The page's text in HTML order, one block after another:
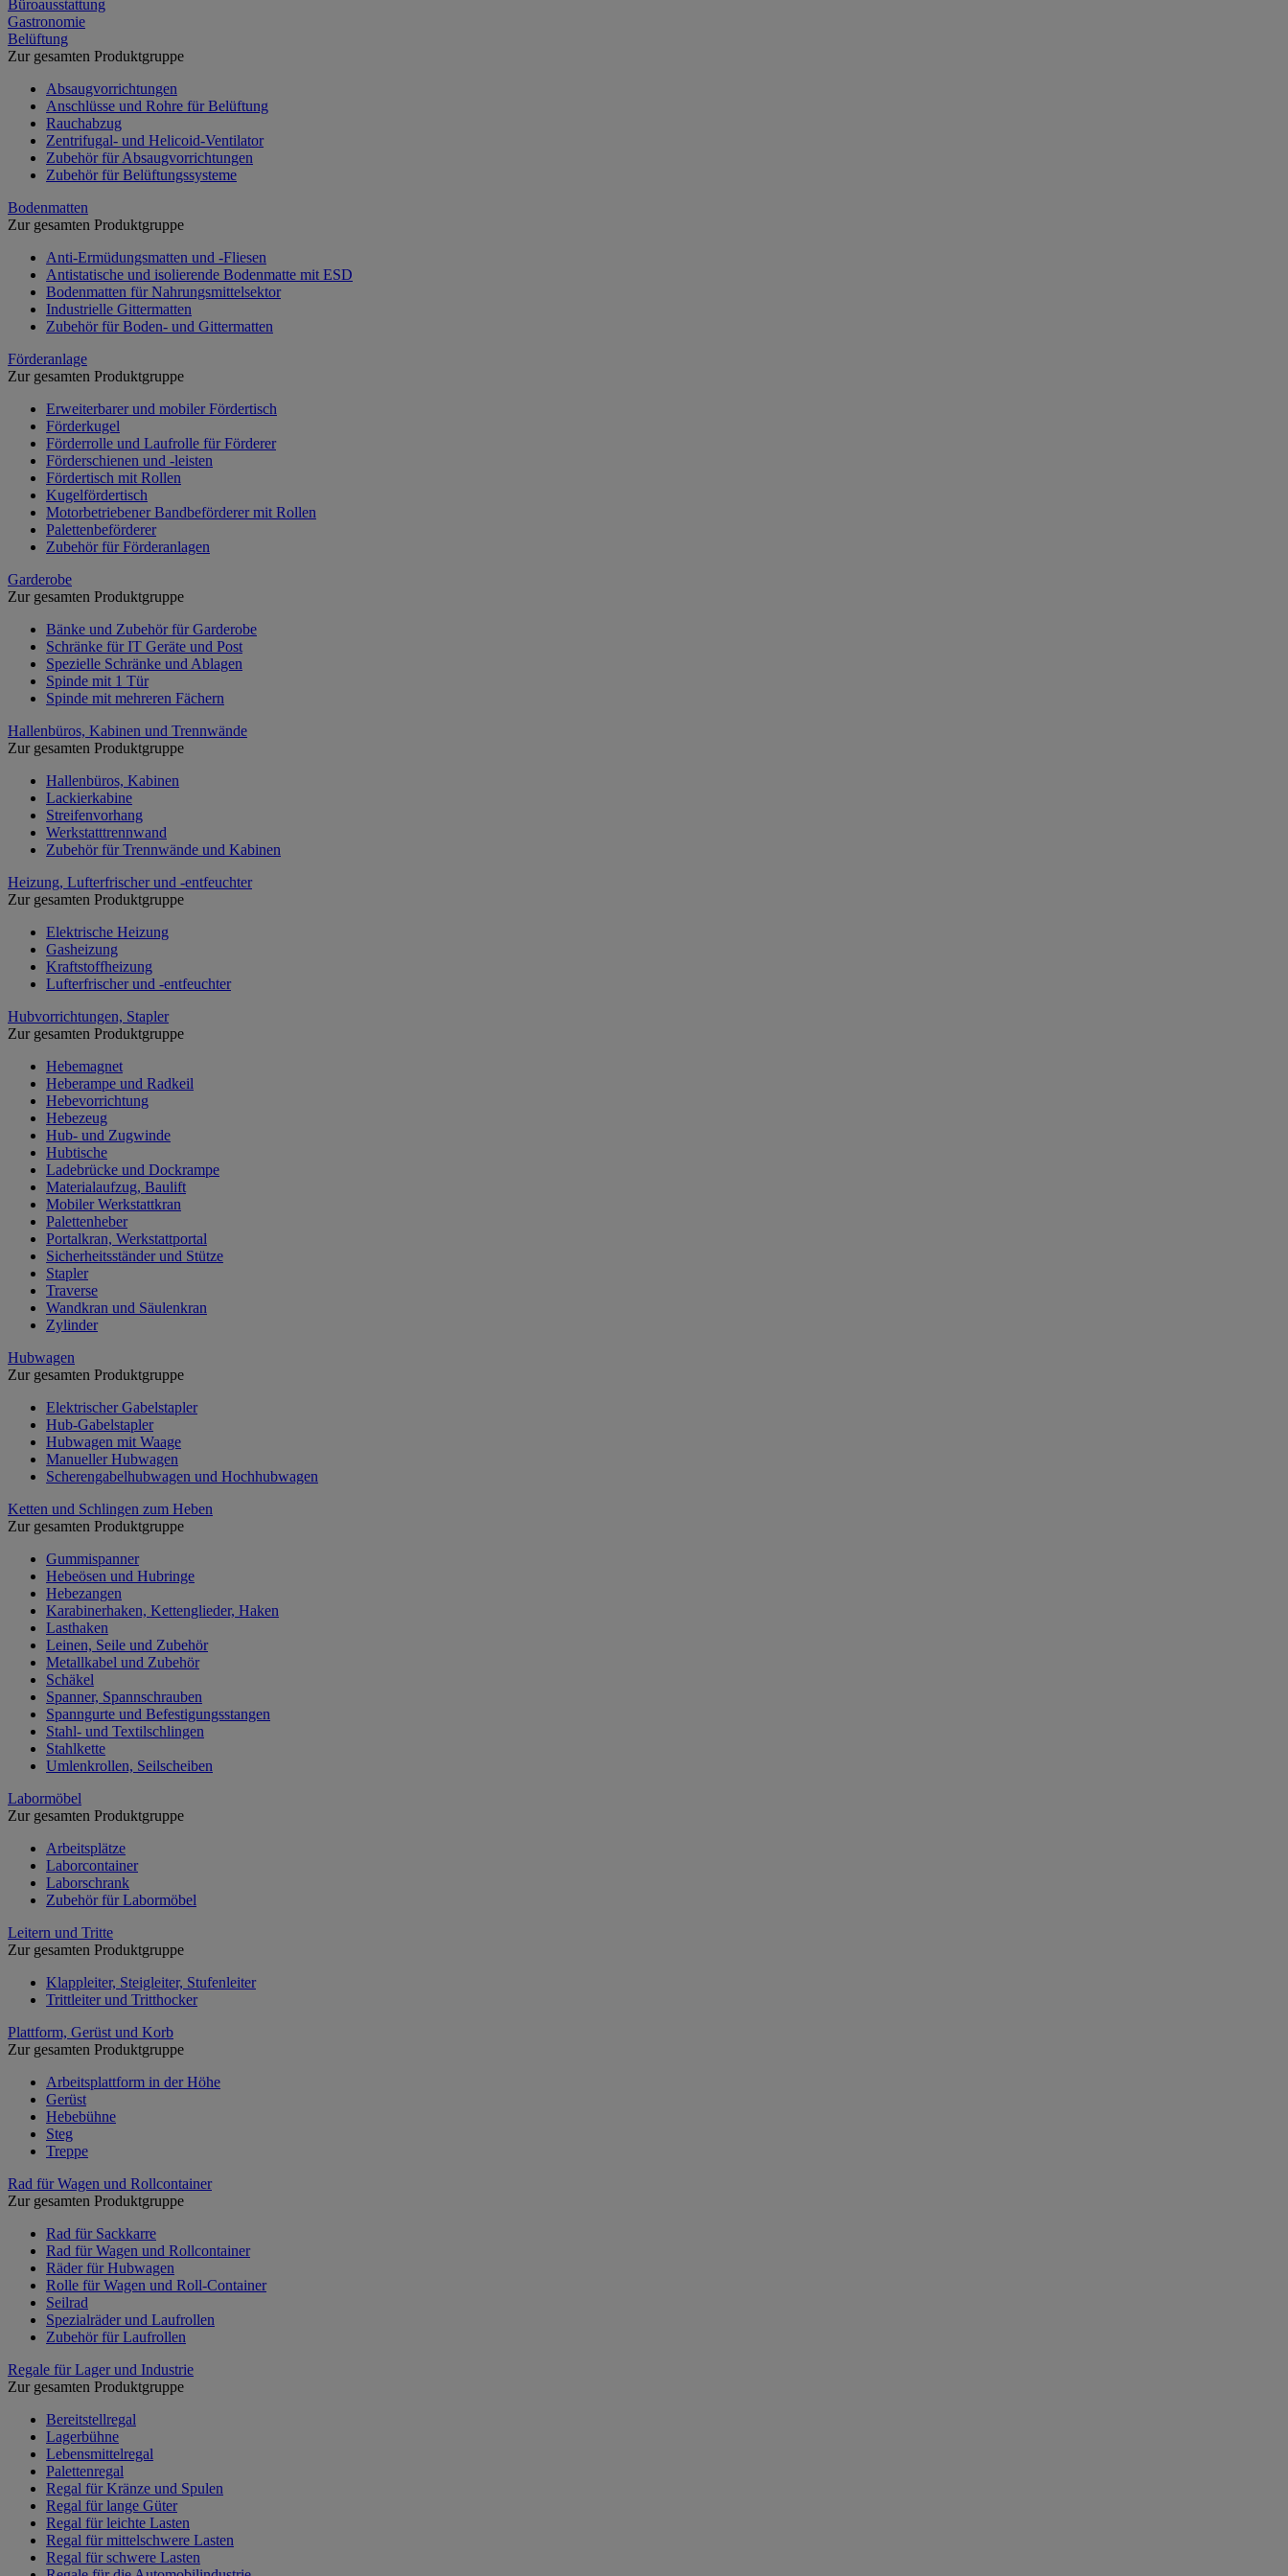
Büroausstattung
Gastronomie
Belüftung
Zur gesamten Produktgruppe
Absaugvorrichtungen
Anschlüsse und Rohre für Belüftung
Rauchabzug
Zentrifugal- und Helicoid-Ventilator
Zubehör für Absaugvorrichtungen
Zubehör für Belüftungssysteme
Bodenmatten
Zur gesamten Produktgruppe
Anti-Ermüdungsmatten und -Fliesen
Antistatische und isolierende Bodenmatte mit ESD
Bodenmatten für Nahrungsmittelsektor
Industrielle Gittermatten
Zubehör für Boden- und Gittermatten
Förderanlage
Zur gesamten Produktgruppe
Erweiterbarer und mobiler Fördertisch
Förderkugel
Förderrolle und Laufrolle für Förderer
Förderschienen und -leisten
Fördertisch mit Rollen
Kugelfördertisch
Motorbetriebener Bandbeförderer mit Rollen
Palettenbeförderer
Zubehör für Förderanlagen
Garderobe
Zur gesamten Produktgruppe
Bänke und Zubehör für Garderobe
Schränke für IT Geräte und Post
Spezielle Schränke und Ablagen
Spinde mit 1 Tür
Spinde mit mehreren Fächern
Hallenbüros, Kabinen und Trennwände
Zur gesamten Produktgruppe
Hallenbüros, Kabinen
Lackierkabine
Streifenvorhang
Werkstatttrennwand
Zubehör für Trennwände und Kabinen
Heizung, Lufterfrischer und -entfeuchter
Zur gesamten Produktgruppe
Elektrische Heizung
Gasheizung
Kraftstoffheizung
Lufterfrischer und -entfeuchter
Hubvorrichtungen, Stapler
Zur gesamten Produktgruppe
Hebemagnet
Heberampe und Radkeil
Hebevorrichtung
Hebezeug
Hub- und Zugwinde
Hubtische
Ladebrücke und Dockrampe
Materialaufzug, Baulift
Mobiler Werkstattkran
Palettenheber
Portalkran, Werkstattportal
Sicherheitsständer und Stütze
Stapler
Traverse
Wandkran und Säulenkran
Zylinder
Hubwagen
Zur gesamten Produktgruppe
Elektrischer Gabelstapler
Hub-Gabelstapler
Hubwagen mit Waage
Manueller Hubwagen
Scherengabelhubwagen und Hochhubwagen
Ketten und Schlingen zum Heben
Zur gesamten Produktgruppe
Gummispanner
Hebeösen und Hubringe
Hebezangen
Karabinerhaken, Kettenglieder, Haken
Lasthaken
Leinen, Seile und Zubehör
Metallkabel und Zubehör
Schäkel
Spanner, Spannschrauben
Spanngurte und Befestigungsstangen
Stahl- und Textilschlingen
Stahlkette
Umlenkrollen, Seilscheiben
Labormöbel
Zur gesamten Produktgruppe
Arbeitsplätze
Laborcontainer
Laborschrank
Zubehör für Labormöbel
Leitern und Tritte
Zur gesamten Produktgruppe
Klappleiter, Steigleiter, Stufenleiter
Trittleiter und Tritthocker
Plattform, Gerüst und Korb
Zur gesamten Produktgruppe
Arbeitsplattform in der Höhe
Gerüst
Hebebühne
Steg
Treppe
Rad für Wagen und Rollcontainer
Zur gesamten Produktgruppe
Rad für Sackkarre
Rad für Wagen und Rollcontainer
Räder für Hubwagen
Rolle für Wagen und Roll-Container
Seilrad
Spezialräder und Laufrollen
Zubehör für Laufrollen
Regale für Lager und Industrie
Zur gesamten Produktgruppe
Bereitstellregal
Lagerbühne
Lebensmittelregal
Palettenregal
Regal für Kränze und Spulen
Regal für lange Güter
Regal für leichte Lasten
Regal für mittelschwere Lasten
Regal für schwere Lasten